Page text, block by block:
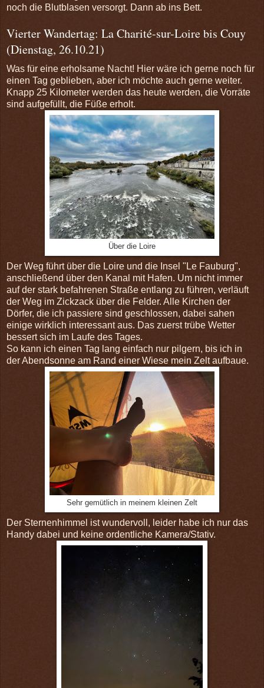
noch die Blutblasen versorgt. Dann ab ins Bett.
Vierter Wandertag: La Charité-sur-Loire bis Couy
(Dienstag, 26.10.21)
Was für eine erholsame Nacht! Hier wäre ich gerne noch für
einen Tag geblieben, aber ich möchte auch gerne weiter.
Knapp 25 Kilometer werden das heute werden, die Vorräte
sind aufgefüllt, die Füße erholt.
Über die Loire
Der Weg führt über die Loire und die Insel "Le Fauburg",
anschließend über den Kanal mit Hafen. Um nicht immer
auf der stark befahrenen Straße entlang zu führen, verläuft
der Weg im Zickzack über die Felder. Alle Kirchen der
Dörfer, die ich passiere sind geschlossen, dabei sahen
einige wirklich interessant aus. Das zuerst trübe Wetter
bessert sich im Laufe des Tages.
So kann ich einen Tag lang einfach nur pilgern, bis ich in
der Abendsonne am Rand einer Wiese mein Zelt aufbaue.
Sehr gemütlich in meinem kleinen Zelt
Der Sternenhimmel ist wundervoll, leider habe ich nur das
Handy dabei und keine ordentliche Kamera/Stativ.